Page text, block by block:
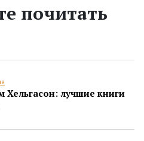
почитать
Хельгасон: лучшие книги